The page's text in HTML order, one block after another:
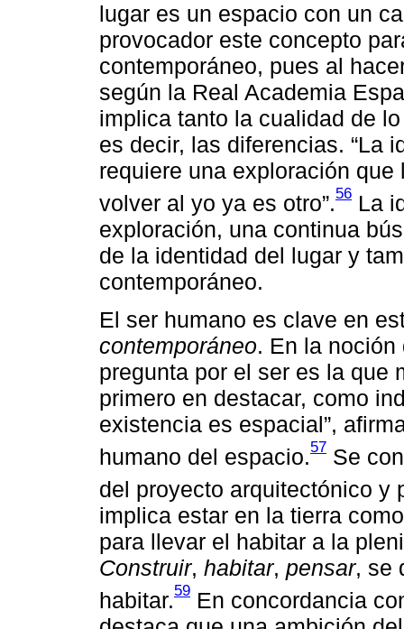
lugar es un espacio con un
provocador este concepto
contemporáneo, pues al
según la Real Academia
implica tanto la cualidad de
es decir, las diferencias. “La
requiere una exploración
volver al yo ya es otro”.56 La
exploración, una continua
de la identidad del lugar y
contemporáneo.
El ser humano es clave en
contemporáneo. En la
pregunta por el ser es la que
primero en destacar, como
existencia es espacial”,
humano del espacio.57 Se
del proyecto arquitectónico y
implica estar en la tierra
para llevar el habitar a la
Construir, habitar, pensar, se
habitar.59 En concordancia